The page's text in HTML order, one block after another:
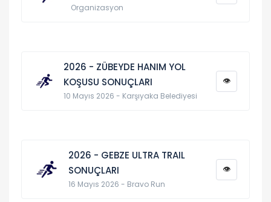
Organizasyon
2026 - ZÜBEYDE HANIM YOL
KOŞUSU SONUÇLARI
10 Mayıs 2026 - Karşıyaka Belediyesi
👁
2026 - GEBZE ULTRA TRAIL
SONUÇLARI
16 Mayıs 2026 - Bravo Run
👁